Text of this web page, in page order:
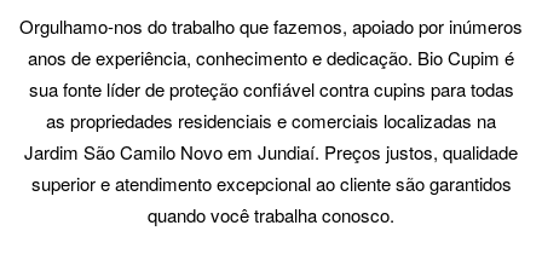
Orgulhamo-nos do trabalho que fazemos, apoiado por inúmeros
anos de experiência, conhecimento e dedicação. Bio Cupim é
sua fonte líder de proteção confiável contra cupins para todas
as propriedades residenciais e comerciais localizadas na
Jardim São Camilo Novo em Jundiaí. Preços justos, qualidade
superior e atendimento excepcional ao cliente são garantidos
quando você trabalha conosco.